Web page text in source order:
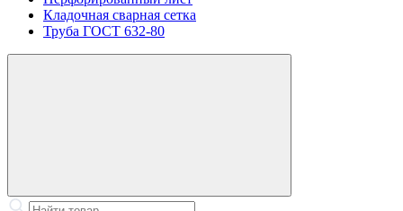
Кладочная сварная сетка
Труба ГОСТ 632-80